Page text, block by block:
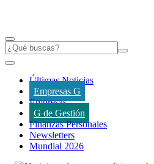
Últimas Noticias
Empresas G
Empresas
G de Gestión
Finanzas Personales
Newsletters
Mundial 2026